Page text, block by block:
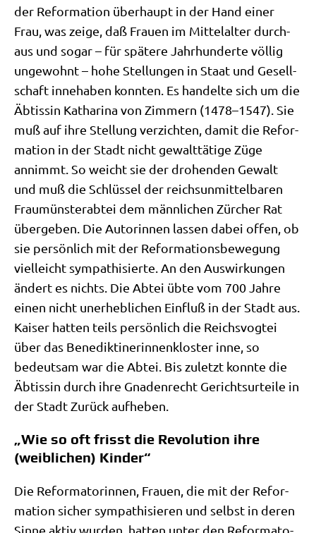
der Refor­ma­ti­on über­haupt in der Hand einer
Frau, was zei­ge, daß Frau­en im Mit­tel­al­ter durch­
aus und sogar – für spä­te­re Jahr­hun­der­te völ­lig
unge­wohnt – hohe Stel­lun­gen in Staat und Gesell­
schaft inne­ha­ben konn­ten. Es han­del­te sich um die
Äbtis­sin Katha­ri­na von Zim­mern (1478–1547). Sie
muß auf ihre Stel­lung ver­zich­ten, damit die Refor­
ma­ti­on in der Stadt nicht gewalt­tä­ti­ge Züge
annimmt. So weicht sie der dro­hen­den Gewalt
und muß die Schlüs­sel der reichs­un­mit­tel­ba­ren
Frau­mün­ster­ab­tei dem männ­li­chen Zür­cher Rat
über­ge­ben. Die Autorin­nen las­sen dabei offen, ob
sie per­sön­lich mit der Refor­ma­ti­ons­be­we­gung
viel­leicht sym­pa­thi­sier­te. An den Aus­wir­kun­gen
ändert es nichts. Die Abtei übte vom 700 Jah­re
einen nicht uner­heb­li­chen Ein­fluß in der Stadt aus.
Kai­ser hat­ten teils per­sön­lich die Reichs­vog­tei
über das Bene­dik­ti­ne­rin­nen­klo­ster inne, so
bedeut­sam war die Abtei. Bis zuletzt konn­te die
Äbtis­sin durch ihre Gna­den­recht Gerichts­ur­tei­le in
der Stadt Zurück aufheben.
„Wie so oft frisst die Revolution ihre
(weiblichen) Kinder“
Die Refor­ma­to­rin­nen, Frau­en, die mit der Refor­
ma­ti­on sicher sym­pa­thi­sie­ren und selbst in deren
Sin­ne aktiv wur­den, hat­ten unter den Refor­ma­to­